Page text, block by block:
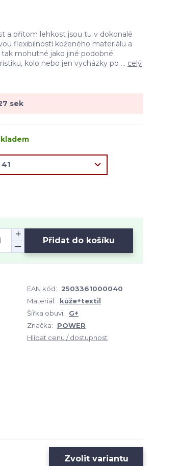
a přitom lehkost jsou tu v dokonalé
flexibilností koženého materiálu a
mohutné jako jiné podobné
kolo nebo jen vycházky po ... celý
sek
Přidat do košíku
EAN kód:
2503361000040
Materiál:
kůže+textil
Šířka obuvi:
G+
Značka:
POWER
Hlídat cenu / dostupnost
Zvolit variantu